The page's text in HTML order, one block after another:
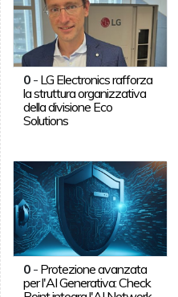
0- LG Electronics rafforza
la struttura organizzativa
della divisione Eco
Solutions
0- Protezione avanzata
per l'AI Generativa: Check